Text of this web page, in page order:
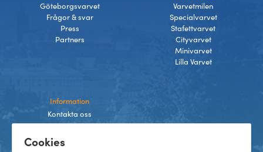
Cookies
Göteborgsvarvet
Frågor & svar
Press
Partners
Varvetmilen
Specialvarvet
Stafettvarvet
Cityvarvet
Minivarvet
Lilla Varvet
Information
Kontakta oss
Villkor